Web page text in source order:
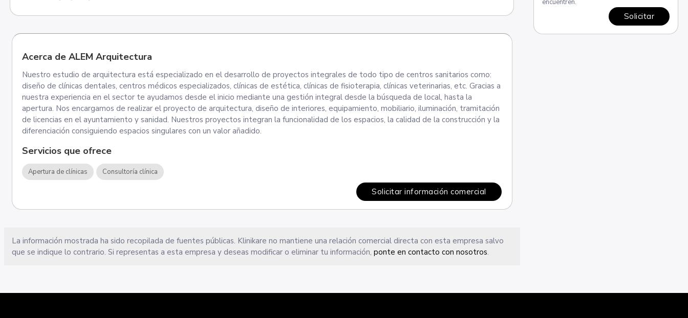
Acerca de ALEM Arquitectura
Nuestro estudio de arquitectura está especializado en el desarrollo de proyectos integrales de todo tipo de centros sanitarios como:
diseño de clínicas dentales, centros médicos especializados, clínicas de estética, clínicas de fisioterapia, clínicas veterinarias, etc. Gracias a
nuestra experiencia en el sector te ayudamos desde el inicio mediante una gestión integral desde la búsqueda de local, hasta la
apertura. Nos encargamos de realizar el proyecto de arquitectura, diseño de interiores, equipamiento, mobiliario, iluminación, tramitación
de licencias en el ayuntamiento y sanidad. Nuestros proyectos integran la funcionalidad de los espacios, la calidad de la construcción y la
diferenciación consiguiendo espacios singulares con un valor añadido.
Servicios que ofrece
Apertura de clínicas Consultoría clínica
Solicitar información comercial
La información mostrada ha sido recopilada de fuentes públicas. Klinikare no mantiene una relación comercial directa con esta empresa salvo
que se indique lo contrario. Si representas a esta empresa y deseas modificar o eliminar tu información, ponte en contacto con nosotros.
encuentren.
Solicitar